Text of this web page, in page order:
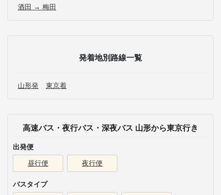
酒田 → 梅田
発着地別路線一覧
山形発 東京着
高速バス・夜行バス・深夜バス 山形から東京行き
出発便
昼行便 夜行便
バスタイプ